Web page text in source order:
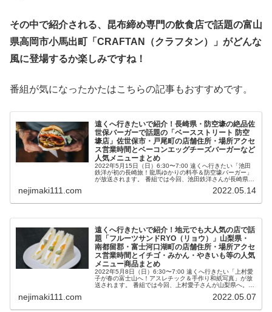
その中で紹介される、昆布締め専門の飲食店で話題の富山
県高岡市小馬出町「CRAFTAN（クラフタン）」 がどんな
風に登場するか楽しみですね！
番組が気になったかたはこちらの記事もおすすめです。
遠くへ行きたいで紹介！長崎県・防空壕の絶品佐
世保バーガーで話題の「ベースストリート 防空
壕店」佐世保市・戸尾町の店舗住所・場所アクセ
ス営業時間とベーコンエッグチーズバーガーなど
人気メニューまとめ
2022年5月15日（日）6:30〜7:00 遠くへ行きたい「池田
鉄洋が初の長崎旅！龍馬ゆかりの料亭＆防空壕バーガー」
が放送されます。 番組では今回、池田鉄洋さんが長崎県
nejimaki111.com 2022.05.14
遠くへ行きたいで紹介！地元でも大人気の店で話
題「フルーツサンドRYO（リョウ）」山梨県・
南都留郡・富士河口湖町の店舗住所・場所アクセ
ス営業時間とイチゴ・みかん・やきいも等の人気
メニュー商品まとめ
2022年5月8日（日）6:30〜7:00 遠くへ行きたい「上村愛
子が春の富士山へ！アスレチック＆手作り和紙写真」が放
送されます。 番組では今回、上村愛子さんが山梨県へ。
nejimaki111.com 2022.05.07